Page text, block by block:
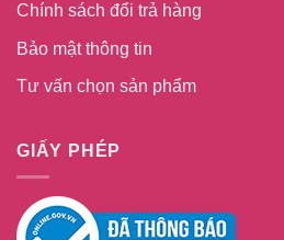
Chính sách đổi trả hàng
Bảo mật thông tin
Tư vấn chọn sản phẩm
GIẤY PHÉP